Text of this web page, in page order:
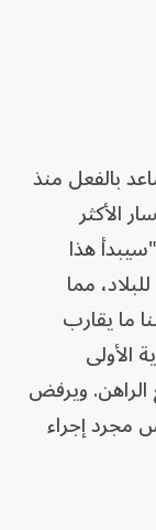
بالفعل منذ
الأكثر
و2016، قائلاً "سيبدأ هذا
مما
ما يقارب
الأولى
الراهن. ويرفض
مجرد إجراء